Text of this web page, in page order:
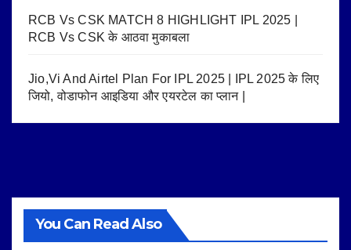
RCB Vs CSK MATCH 8 HIGHLIGHT IPL 2025 |
RCB Vs CSK के आठवा मुकाबला
Jio,Vi And Airtel Plan For IPL 2025 | IPL 2025 के लिए
जियो, वोडाफोन आइडिया और एयरटेल का प्लान |
You Can Read Also